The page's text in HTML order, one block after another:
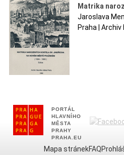
Matrika
Jaroslava
Praha |
PORTÁL
HLAVNÍHO
MĚSTA
PRAHY
PRAHA.EU
Mapa stránekFAQ